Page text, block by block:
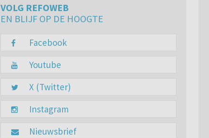
VOLG REFOWEB
EN BLIJF OP DE HOOGTE
Facebook
Youtube
X (Twitter)
Instagram
Nieuwsbrief